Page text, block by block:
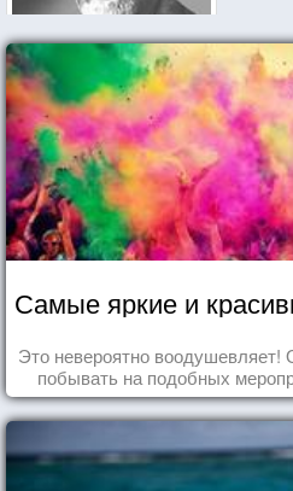
Самые яркие и
Это невероятно воодушевляет!
побывать на подобных